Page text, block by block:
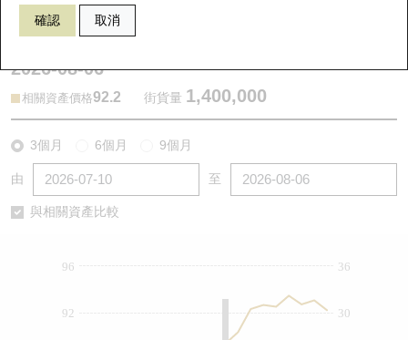
確認 取消
2026-08-06
相關資產價格92.2 街貨量 1,400,000
3個月 6個月 9個月
由 至
與相關資產比較
30
36
92
96
認股證到期結算價查詢
認股證分析儀
認股證/牛熊證日誌
正股牛熊證列表
新發行瑞銀牛熊證
牛熊證到期結算價查詢
資金流
街貨統計
國指成份股
科指成份股
中資ETFs溢價比較
認股證投資者教育
牛熊證投資者教育